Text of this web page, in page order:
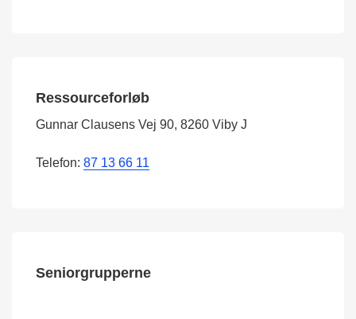
Ressourceforløb
Gunnar Clausens Vej 90, 8260 Viby J
Telefon: 87 13 66 11
Seniorgrupperne